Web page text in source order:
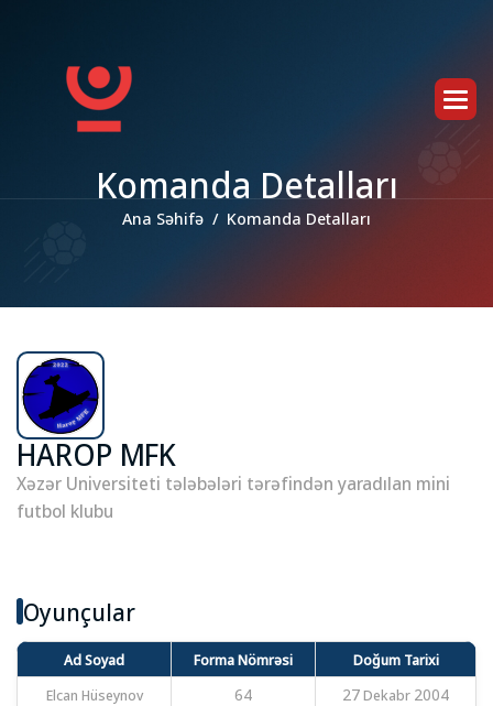
Komanda Detalları
Ana Səhifə Komanda Detalları
HAROP MFK
Xəzər Universiteti tələbələri tərəfindən yaradılan mini
futbol klubu
Oyunçular
Ad Soyad Forma Nömrəsi
Doğum Tarixi
Elcan Hüseynov
64
27 Dekabr 2004